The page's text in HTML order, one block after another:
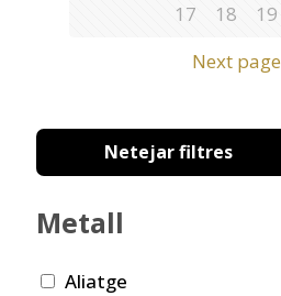
17
18 19
Next page
Netejar filtres
Metall
Aliatge